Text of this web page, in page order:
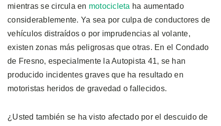
mientras se circula en motocicleta ha aumentado
considerablemente. Ya sea por culpa de conductores de
vehículos distraídos o por imprudencias al volante,
existen zonas más peligrosas que otras. En el Condado
de Fresno, especialmente la Autopista 41, se han
producido incidentes graves que ha resultado en
motoristas heridos de gravedad o fallecidos.
¿Usted también se ha visto afectado por el descuido de